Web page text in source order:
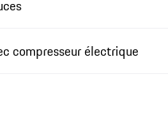
compresseur électrique